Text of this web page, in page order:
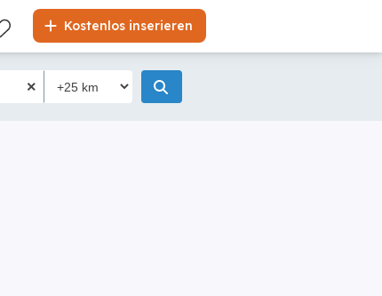
Kostenlos inserieren